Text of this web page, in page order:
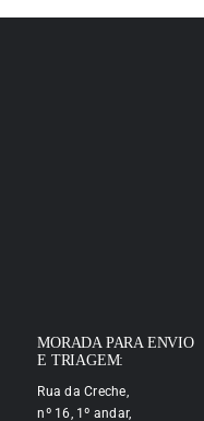
MORADA PARA ENVIO
E TRIAGEM:
Rua da Creche,
nº 16, 1º andar,